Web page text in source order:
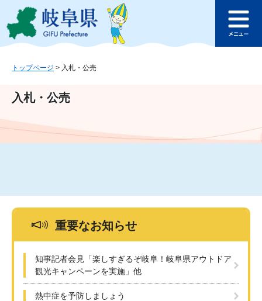
ジ
ュ
文
このページの本文へ
ュ
トップページ > 入札・公売
入札・公売
重要なお知らせ
知事記者会見「楽しすぎるぞ岐阜！岐阜県アウトドア
観光キャンペーンを実施」他
熱中症を予防しましょう